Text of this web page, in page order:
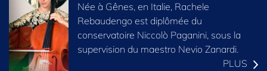
Née à Gênes, en Italie, Rachele
Rebaudengo est diplômée du
conservatoire Niccolò Paganini, sous la
supervision du maestro Nevio Zanardi.
PLUS